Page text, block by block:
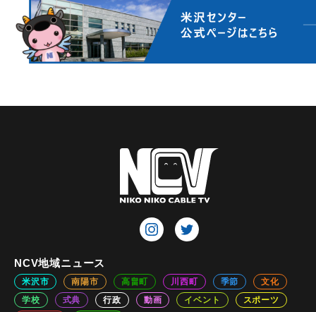
NCV地域ニュース
米沢市 南陽市 高畠町 川西町 季節
文化
学校
式典 行政 動画 イベント
スポーツ